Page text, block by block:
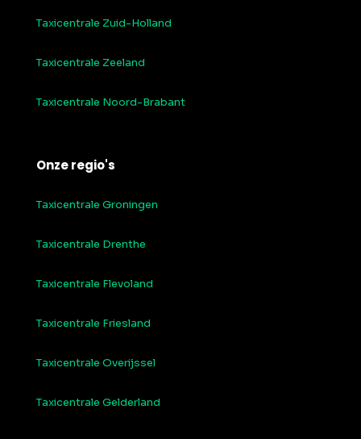
Taxicentrale Zuid-Holland
Taxicentrale Zeeland
Taxicentrale Noord-Brabant
Onze regio's
Taxicentrale Groningen
Taxicentrale Drenthe
Taxicentrale Flevoland
Taxicentrale Friesland
Taxicentrale Overijssel
Taxicentrale Gelderland